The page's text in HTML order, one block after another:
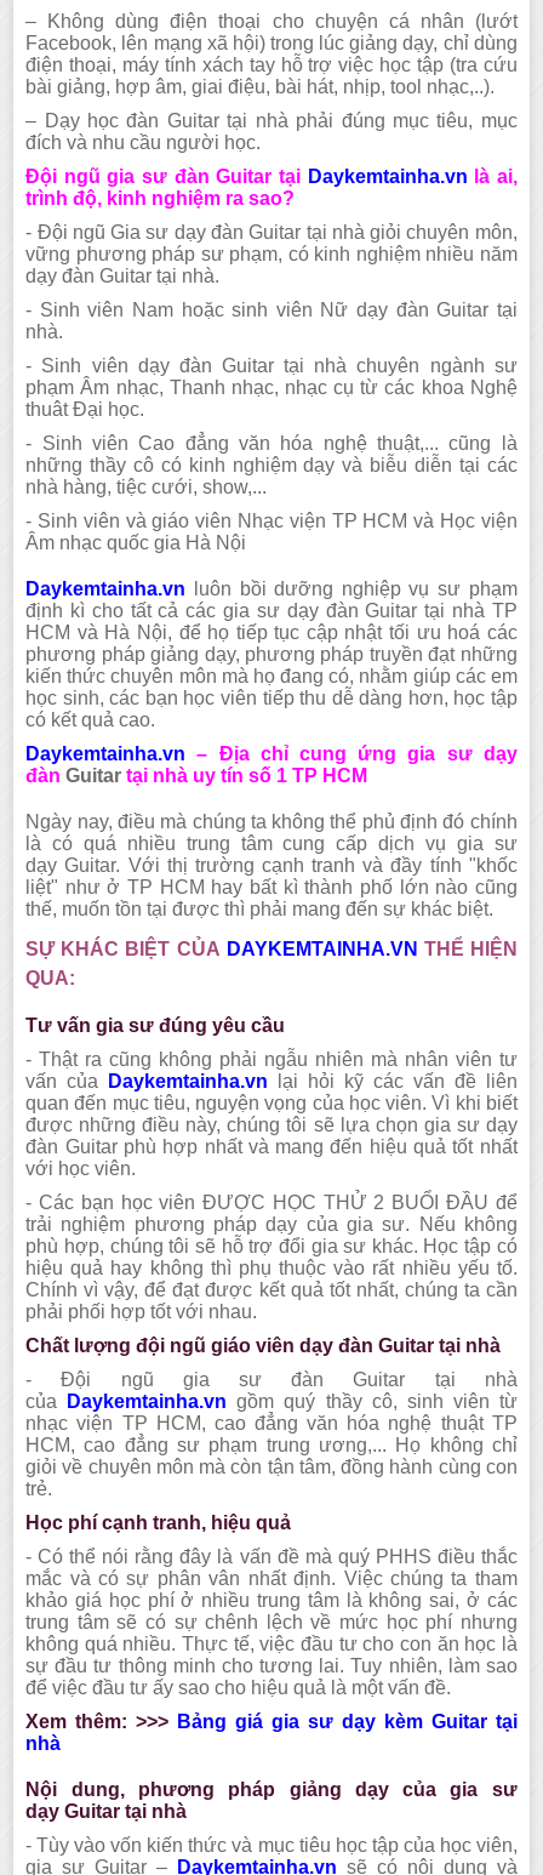
– Không dùng điện thoại cho chuyện cá nhân (lướt
Facebook, lên mạng xã hội) trong lúc giảng dạy, chỉ dùng
điện thoại, máy tính xách tay hỗ trợ việc học tập (tra cứu
bài giảng, hợp âm, giai điệu, bài hát, nhịp, tool nhạc,..).
– Dạy học đàn Guitar tại nhà phải đúng mục tiêu, mục
đích và nhu cầu người học.
Đội ngũ gia sư đàn Guitar tại Daykemtainha.vn là ai,
trình độ, kinh nghiệm ra sao?
- Đội ngũ Gia sư dạy đàn Guitar tại nhà giỏi chuyên môn,
vững phương pháp sư phạm, có kinh nghiệm nhiều năm
dạy đànGuitar tại nhà.
- Sinh viên Nam hoặc sinh viên Nữ dạy đànGuitar tại
nhà.
- Sinh viên dạy đàn Guitar tại nhà chuyên ngành sư
phạm Âm nhạc, Thanh nhạc, nhạc cụ từ các khoa Nghệ
thuât Đại học.
- Sinh viên Cao đẳng văn hóa nghệ thuật,... cũng là
những thầy cô có kinh nghiệm dạy và biễu diễn tại các
nhà hàng, tiệc cưới, show,...
- Sinh viên và giáo viên Nhạc viện TP HCM và Học viện
Âm nhạc quốc gia Hà Nội
Daykemtainha.vn
luôn bồi dưỡng nghiệp vụ sư phạm
định kì cho tất cả các gia sư dạy đànGuitar tại nhà TP
HCM và Hà Nội, để họ tiếp tục cập nhật tối ưu hoá các
phương pháp giảng dạy, phương pháp truyền đạt những
kiến thức chuyên môn mà họ đang có, nhằm giúp các em
học sinh, các bạn học viên tiếp thu dễ dàng hơn, học tập
có kết quả cao.
Daykemtainha.vn
– Địa chỉ cung ứng gia sư dạy
đànGuitar tại nhà uy tín số 1 TP HCM
Ngày nay, điều mà chúng ta không thể phủ định đó chính
là có quá nhiều trung tâm cung cấp dịch vụ gia sư
dạyGuitar. Với thị trường cạnh tranh và đầy tính "khốc
liệt" như ở TP HCM hay bất kì thành phố lớn nào cũng
thế, muốn tồn tại được thì phải mang đến sự khác biệt.
SỰ KHÁC BIỆT CỦA DAYKEMTAINHA.VN THỂ HIỆN
QUA:
Tư vấn gia sư đúng yêu cầu
-Thật ra cũng không phải ngẫu nhiên mà nhân viên tư
vấn của
Daykemtainha.vn lại hỏi kỹ các vấn đề liên
quan đến mục tiêu, nguyện vọng của học viên. Vì khi biết
được những điều này, chúng tôi sẽ lựa chọn gia sư dạy
đàn Guitar phù hợp nhất và mang đến hiệu quả tốt nhất
với học viên.
- Các bạn học viên ĐƯỢC HỌC THỬ 2 BUỔI ĐẦU để
trải nghiệm phương pháp dạy của gia sư. Nếu không
phù hợp, chúng tôi sẽ hỗ trợ đổi gia sư khác. Học tập có
hiệu quả hay không thì phụ thuộc vào rất nhiều yếu tố.
Chính vì vậy, để đạt được kết quả tốt nhất, chúng ta cần
phải phối hợp tốt với nhau.
Chất lượng đội ngũ giáo viên dạy đànGuitar tại nhà
-Đội ngũ gia sư đànGuitar tại nhà
của
Daykemtainha.vn gồm quý thầy cô, sinh viên từ
nhạc viện TP HCM, cao đẳng văn hóa nghệ thuật TP
HCM, cao đẳng sư phạm trung ương,... Họ không chỉ
giỏi về chuyên môn mà còn tận tâm, đồng hành cùng con
trẻ.
Học phí cạnh tranh, hiệu quả
-Có thể nói rằng đây là vấn đề mà quý PHHS điều thắc
mắc và có sự phân vân nhất định. Việc chúng ta tham
khảo giá học phí ở nhiều trung tâm là không sai, ở các
trung tâm sẽ có sự chênh lệch về mức học phí nhưng
không quá nhiều. Thực tế, việc đầu tư cho con ăn học là
sự đầu tư thông minh cho tương lai. Tuy nhiên, làm sao
để việc đầu tư ấy sao cho hiệu quả là một vấn đề.
Xem thêm: >>> Bảng giá gia sư dạy kèm Guitartại
nhà
Nội dung, phương pháp giảng dạy của gia sư
dạyGuitar tại nhà
-Tùy vào vốn kiến thức và mục tiêu học tập của học viên,
gia sưGuitar – Daykemtainha.vn sẽ có nội dung và